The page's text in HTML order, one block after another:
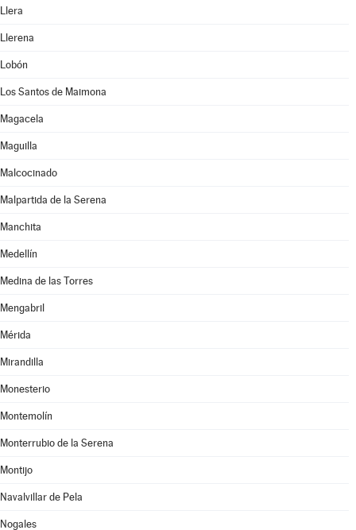
Llera
Llerena
Lobón
Los Santos de Maimona
Magacela
Maguilla
Malcocinado
Malpartida de la Serena
Manchita
Medellín
Medina de las Torres
Mengabril
Mérida
Mirandilla
Monesterio
Montemolín
Monterrubio de la Serena
Montijo
Navalvillar de Pela
Nogales